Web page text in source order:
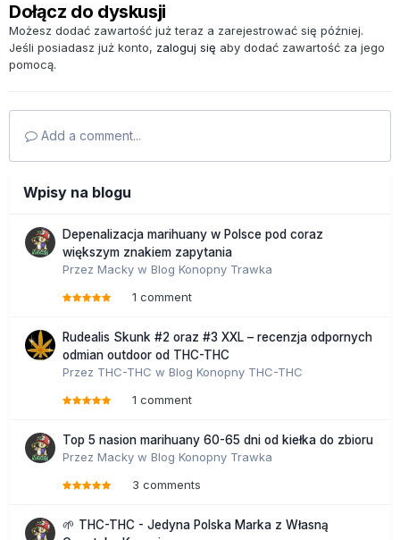
Dołącz do dyskusji
Możesz dodać zawartość już teraz a zarejestrować się później.
Jeśli posiadasz już konto, zaloguj się aby dodać zawartość za jego
pomocą.
Add a comment...
Wpisy na blogu
Depenalizacja marihuany w Polsce pod coraz
większym znakiem zapytania
Przez Macky w Blog Konopny Trawka
1 comment
Rudealis Skunk #2 oraz #3 XXL – recenzja odpornych
odmian outdoor od THC-THC
Przez THC-THC w Blog Konopny THC-THC
1 comment
Top 5 nasion marihuany 60-65 dni od kiełka do zbioru
Przez Macky w Blog Konopny Trawka
3 comments
🌱 THC-THC - Jedyna Polska Marka z Własną